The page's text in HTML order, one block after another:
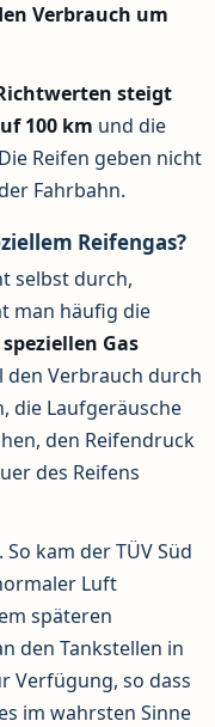
Verbrauch um
steigt
100 km und die
Reifen geben nicht
Fahrbahn.
Reifengas?
selbst durch,
man häufig die
Gas
den Verbrauch durch
die Laufgeräusche
den Reifendruck
des Reifens
kam der TÜV Süd
Luft
späteren
den Tankstellen in
Verfügung, so dass
im wahrsten Sinne